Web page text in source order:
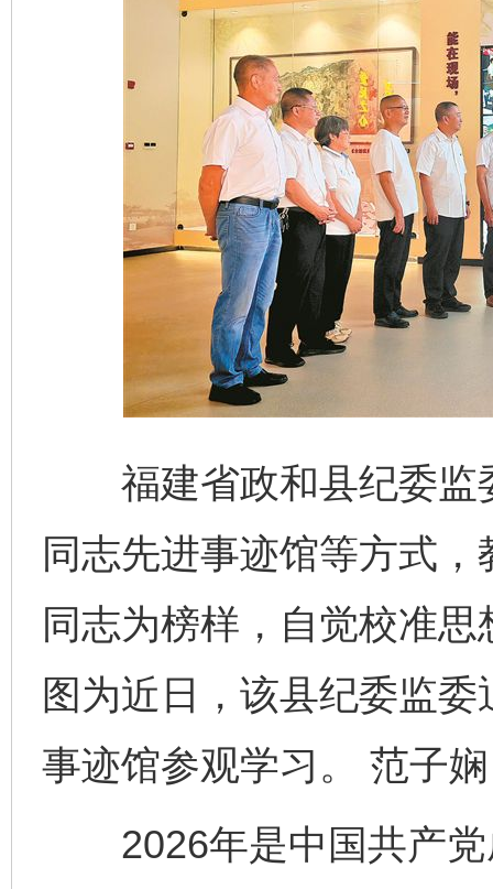
福建省政和县纪委监
同志先进事迹馆等方式
同志为榜样，自觉校准
图为近日，该县纪委监
事迹馆参观学习。 范子
2026年是中国共产党